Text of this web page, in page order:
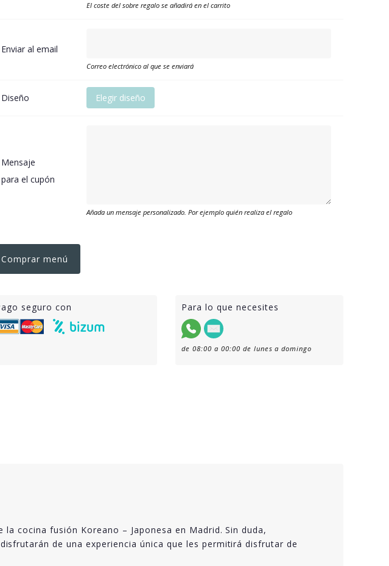
El coste del sobre regalo se añadirá en el carrito
Enviar al email
Correo electrónico al que se enviará
Diseño Elegir diseño
Mensaje
para el cupón
Añada un mensaje personalizado. Por ejemplo quién realiza el regalo
Comprar menú
seguro con Para lo que necesites
de 08:00 a 00:00 de lunes a domingo
cocina fusión Koreano – Japonesa en Madrid. Sin duda,
de una experiencia única que les permitirá disfrutar de